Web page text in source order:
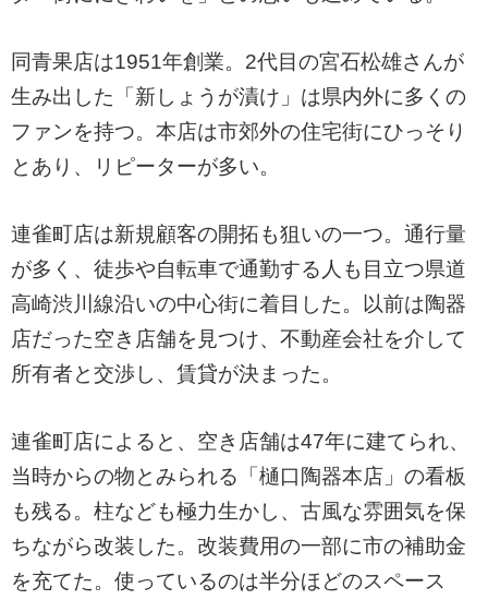
同青果店は1951年創業。2代目の宮石松雄さんが
生み出した「新しょうが漬け」は県内外に多くの
ファンを持つ。本店は市郊外の住宅街にひっそり
とあり、リピーターが多い。
連雀町店は新規顧客の開拓も狙いの一つ。通行量
が多く、徒歩や自転車で通勤する人も目立つ県道
高崎渋川線沿いの中心街に着目した。以前は陶器
店だった空き店舗を見つけ、不動産会社を介して
所有者と交渉し、賃貸が決まった。
連雀町店によると、空き店舗は47年に建てられ、
当時からの物とみられる「樋口陶器本店」の看板
も残る。柱なども極力生かし、古風な雰囲気を保
ちながら改装した。改装費用の一部に市の補助金
を充てた。使っているのは半分ほどのスペース